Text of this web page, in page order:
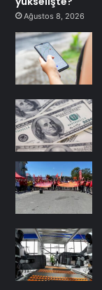
Ağustos 8, 2026